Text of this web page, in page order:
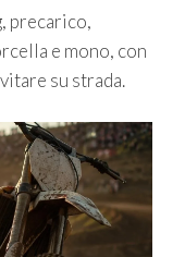
precarico,
e mono, con
su strada.